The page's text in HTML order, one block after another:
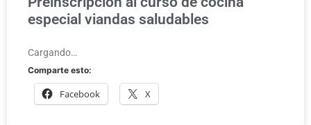
especial viandas saludables
Cargando…
Comparte esto:
Facebook X